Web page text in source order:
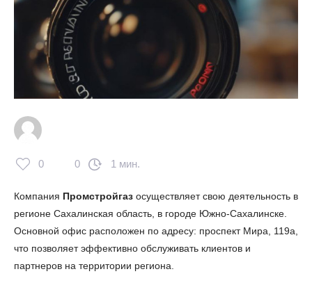
0 0 1 мин.
Компания Промстройгаз осуществляет свою деятельность в
регионе Сахалинская область, в городе Южно-Сахалинске.
Основной офис расположен по адресу: проспект Мира, 119а,
что позволяет эффективно обслуживать клиентов и
партнеров на территории региона.